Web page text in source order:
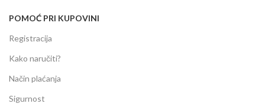
POMOĆ PRI KUPOVINI
Registracija
Kako naručiti?
Način plaćanja
Sigurnost